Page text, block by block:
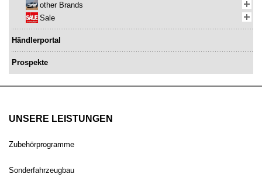
other Brands
Sale
Händlerportal
Prospekte
UNSERE LEISTUNGEN
Zubehörprogramme
Sonderfahrzeugbau